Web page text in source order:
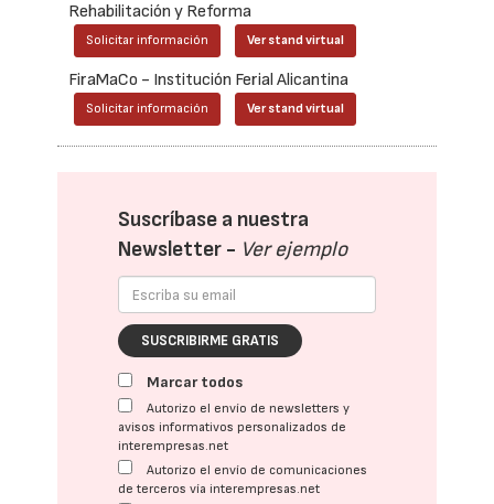
Rehabilitación y Reforma
Solicitar información Ver stand virtual
FiraMaCo - Institución Ferial Alicantina
Solicitar información Ver stand virtual
Suscríbase a nuestra
Newsletter - Ver ejemplo
SUSCRIBIRME GRATIS
Marcar todos
Autorizo el envío de newsletters y
avisos informativos personalizados de
interempresas.net
Autorizo el envío de comunicaciones
de terceros vía interempresas.net